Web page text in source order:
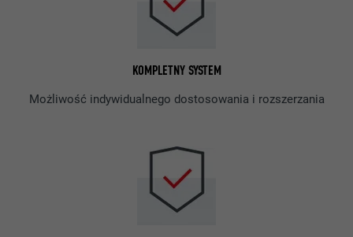
KOMPLETNY SYSTEM
Możliwość indywidualnego dostosowania i rozszerzania